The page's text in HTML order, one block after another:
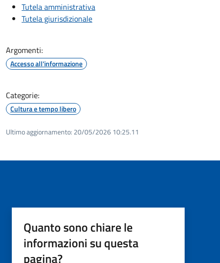
Tutela amministrativa
Tutela giurisdizionale
Argomenti:
Accesso all'informazione
Categorie:
Cultura e tempo libero
Ultimo aggiornamento: 20/05/2026 10:25.11
Quanto sono chiare le
informazioni su questa
pagina?